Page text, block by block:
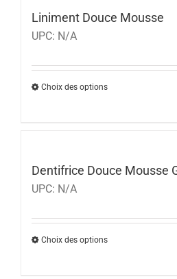
Liniment Douce Mousse
UPC: N/A
Choix des options
Dentifrice Douce Mousse
UPC: N/A
Choix des options